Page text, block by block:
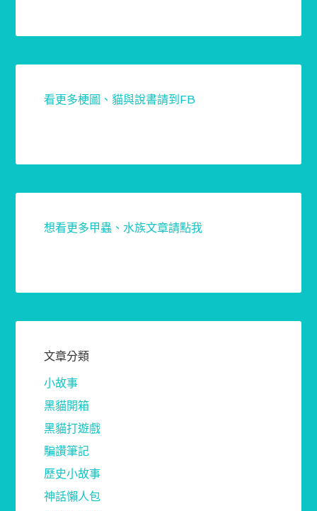
看更多梗圖、貓與說書請到FB
想看更多甲蟲、水族文章請點我
文章分類
小故事
黑貓開箱
黑貓打遊戲
騙讚筆記
歷史小故事
神話懶人包